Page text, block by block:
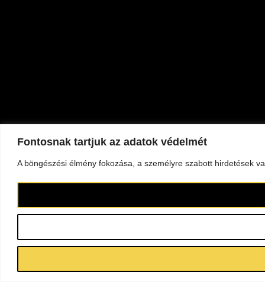
Fontosnak tartjuk az adatok védelmét
A böngészési élmény fokozása, a személyre szabott hirdetések